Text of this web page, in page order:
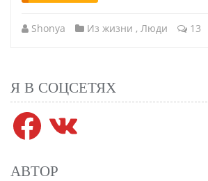
Shonya Из жизни , Люди 13
Я В СОЦСЕТЯХ
Facebook
АВТОР